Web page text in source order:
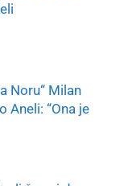
Noru“ Milan
Aneli: “Ona je